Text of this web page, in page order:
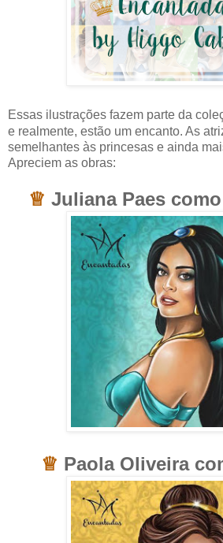
Essas ilustrações fazem parte da
e realmente, estão um encanto. As
semelhantes às princesas e ainda
Apreciem as obras:
♕ Juliana Paes
♕ Paola Oliveira